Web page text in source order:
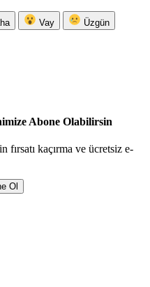
Vay Üzgün
Abone Olabilirsin
fırsatı kaçırma ve ücretsiz e-
Ol